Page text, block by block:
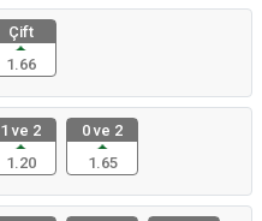
Çift
1.66
1 ve 2
1.20
0 ve 2
1.65